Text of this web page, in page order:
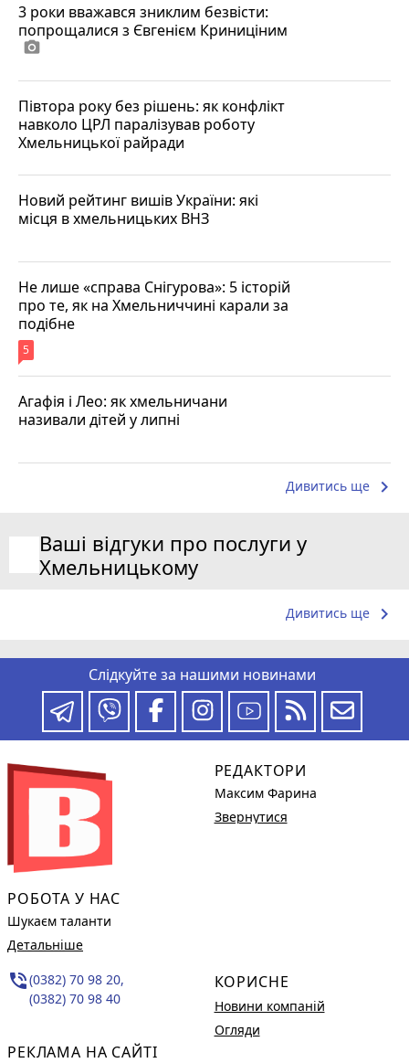
3 роки вважався зниклим безвісти:
попрощалися з Євгенієм Криниціним
photo_camera
Півтора року без рішень: як конфлікт
навколо ЦРЛ паралізував роботу
Хмельницької райради
Новий рейтинг вишів України: які
місця в хмельницьких ВНЗ
Не лише «справа Снігурова»: 5 історій
про те, як на Хмельниччині карали за
подібне
5
Агафія і Лео: як хмельничани
називали дітей у липні
Дивитись ще keyboard_arrow_right
Ваші відгуки про послуги у
Хмельницькому
Дивитись ще keyboard_arrow_right
Слідкуйте за нашими новинами
РОБОТА У НАС
Шукаєм таланти
Детальніше
phone_in_talk(0382) 70 98 20,
(0382) 70 98 40
РЕКЛАМА НА САЙТІ
РЕДАКТОРИ
Максим Фарина
Звернутися
КОРИСНЕ
Новини компаній
Огляди